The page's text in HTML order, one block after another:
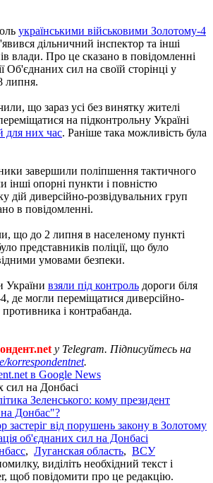
українськими військовими Золотому-4
дільничний інспектор та інші
влади. Про це сказано в повідомленні
Об'єднаних сил на своїй сторінці у
липня.
що зараз усі без винятку жителі
на підконтрольну Україні
для них час. Раніше така можливість була
завершили поліпшення тактичного
інші опорні пункти і повністю
дій диверсійно-розвідувальних груп
в повідомленні.
що до 2 липня в населеному пункті
представників поліції, що було
умовами безпеки.
України взяли під контроль дороги біля
де могли переміщатися диверсійно-
противника і контрабанда.
у Telegram. Підписуйтесь на
korrespondentnet.
в Google News
сил на Донбасі
Зеленського: кому президент
Донбас"?
застеріг від порушень закону в Золотому
об'єднаних сил на Донбасі
, Луганская область, ВСУ
виділіть необхідний текст і
щоб повідомити про це редакцію.